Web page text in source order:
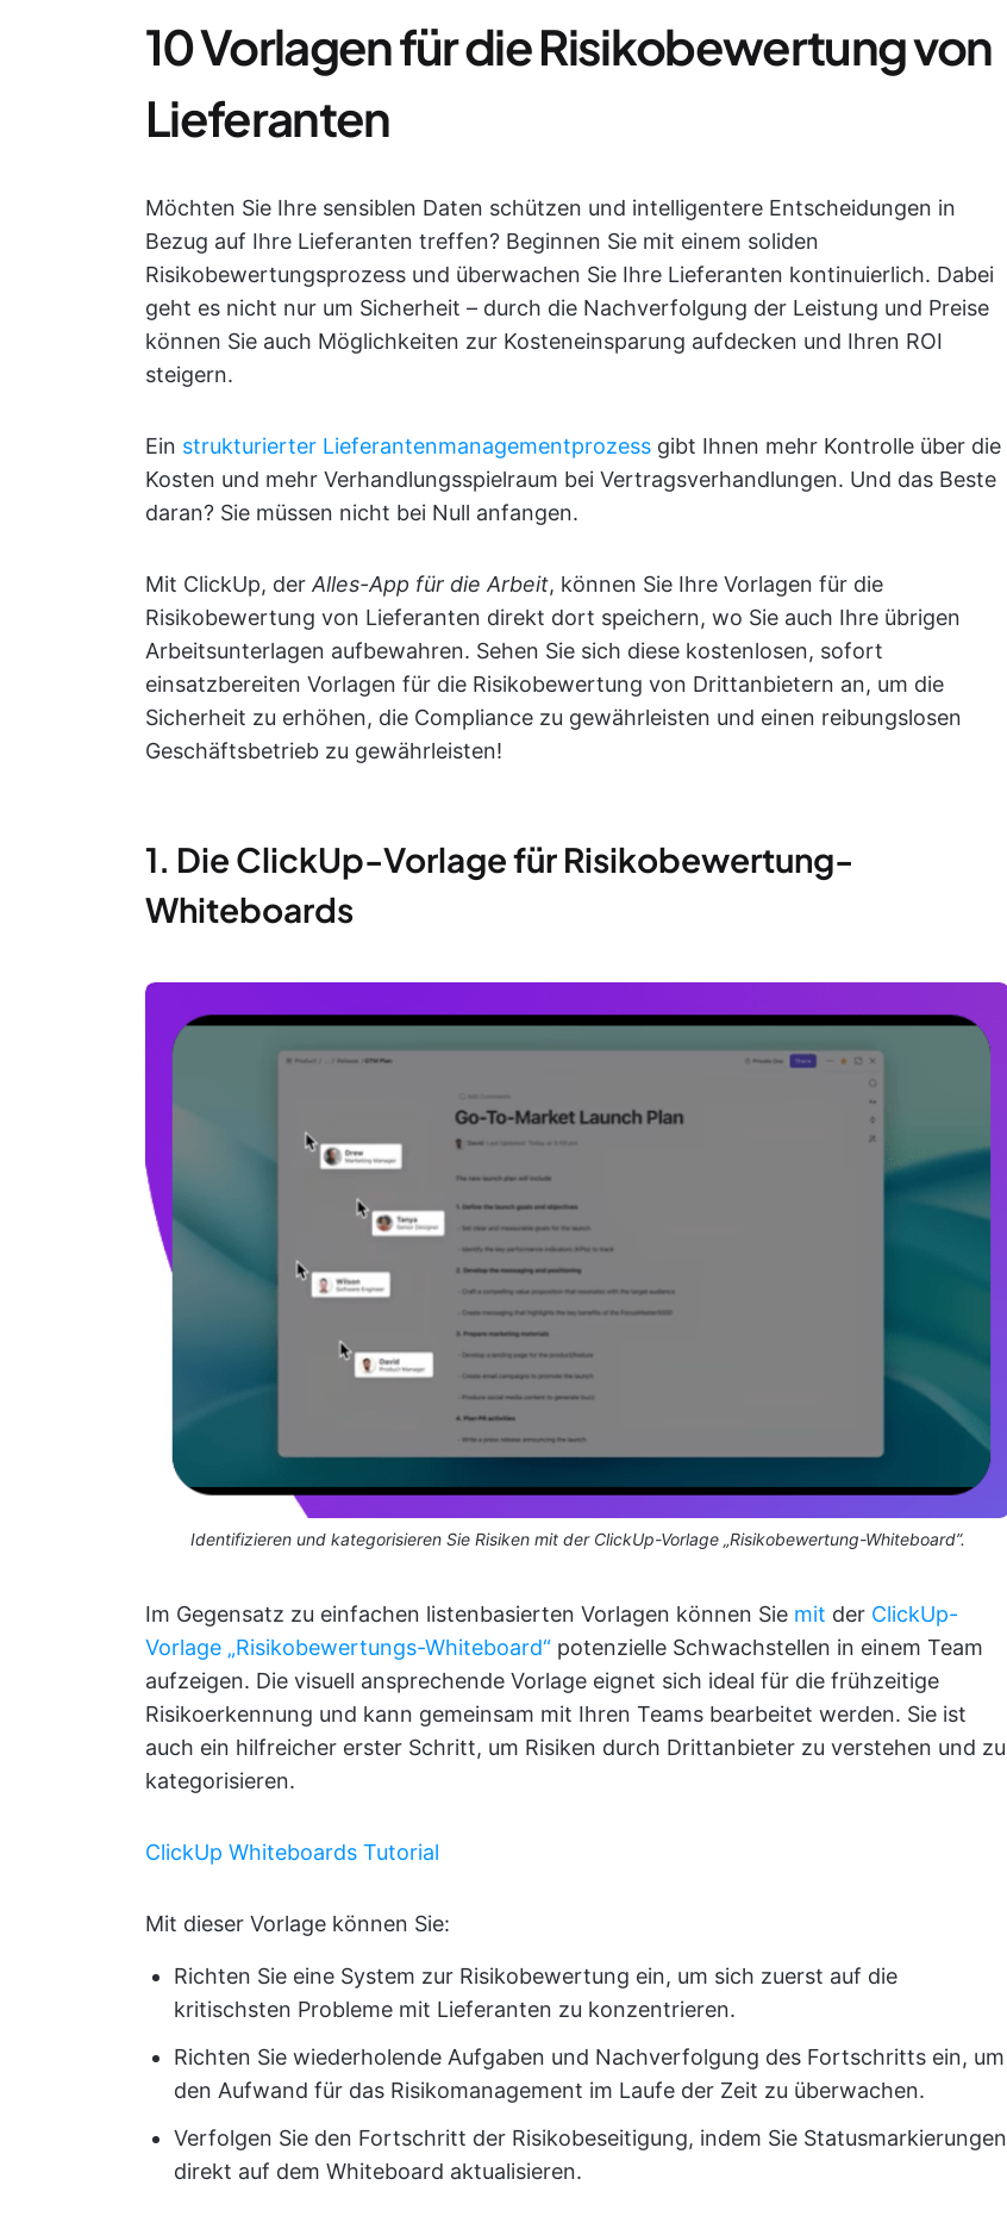
10 Vorlagen für die Risikobewertung von
Lieferanten
Möchten Sie Ihre sensiblen Daten schützen und intelligentere Entscheidungen in
Bezug auf Ihre Lieferanten treffen? Beginnen Sie mit einem soliden
Risikobewertungsprozess und überwachen Sie Ihre Lieferanten kontinuierlich. Dabei
geht es nicht nur um Sicherheit – durch die Nachverfolgung der Leistung und Preise
können Sie auch Möglichkeiten zur Kosteneinsparung aufdecken und Ihren ROI
steigern.
Ein strukturierter Lieferantenmanagementprozess gibt Ihnen mehr Kontrolle über die
Kosten und mehr Verhandlungsspielraum bei Vertragsverhandlungen. Und das Beste
daran? Sie müssen nicht bei Null anfangen.
Mit ClickUp, der Alles-App für die Arbeit, können Sie Ihre Vorlagen für die
Risikobewertung von Lieferanten direkt dort speichern, wo Sie auch Ihre übrigen
Arbeitsunterlagen aufbewahren. Sehen Sie sich diese kostenlosen, sofort
einsatzbereiten Vorlagen für die Risikobewertung von Drittanbietern an, um die
Sicherheit zu erhöhen, die Compliance zu gewährleisten und einen reibungslosen
Geschäftsbetrieb zu gewährleisten!
1. Die ClickUp-Vorlage für Risikobewertung-
Whiteboards
Identifizieren und kategorisieren Sie Risiken mit der ClickUp-Vorlage „Risikobewertung-Whiteboard”.
Im Gegensatz zu einfachen listenbasierten Vorlagen können Sie mit der ClickUp-
Vorlage „Risikobewertungs-Whiteboard“ potenzielle Schwachstellen in einem Team
aufzeigen. Die visuell ansprechende Vorlage eignet sich ideal für die frühzeitige
Risikoerkennung und kann gemeinsam mit Ihren Teams bearbeitet werden. Sie ist
auch ein hilfreicher erster Schritt, um Risiken durch Drittanbieter zu verstehen und zu
kategorisieren.
ClickUp Whiteboards Tutorial
Mit dieser Vorlage können Sie:
Richten Sie eine System zur Risikobewertung ein, um sich zuerst auf die
kritischsten Probleme mit Lieferanten zu konzentrieren.
Richten Sie wiederholende Aufgaben und Nachverfolgung des Fortschritts ein, um
den Aufwand für das Risikomanagement im Laufe der Zeit zu überwachen.
Verfolgen Sie den Fortschritt der Risikobeseitigung, indem Sie Statusmarkierungen
direkt auf dem Whiteboard aktualisieren.